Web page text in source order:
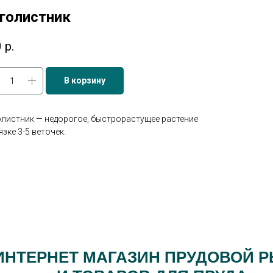
р.
В корзину
— недорогое, быстрорастущее растение
3-5 веточек.
МАГАЗИН ПРУДОВОЙ